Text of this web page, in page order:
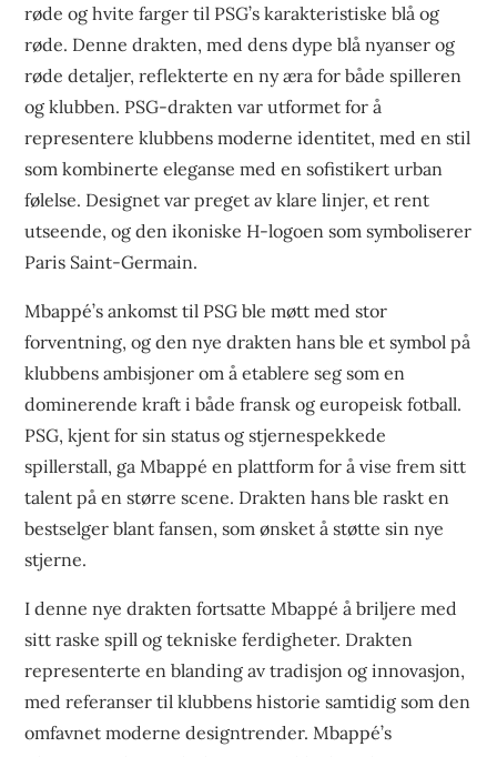
røde og hvite farger til PSG’s karakteristiske blå og
røde. Denne drakten, med dens dype blå nyanser og
røde detaljer, reflekterte en ny æra for både spilleren
og klubben. PSG-drakten var utformet for å
representere klubbens moderne identitet, med en stil
som kombinerte eleganse med en sofistikert urban
følelse. Designet var preget av klare linjer, et rent
utseende, og den ikoniske H-logoen som symboliserer
Paris Saint-Germain.
Mbappé’s ankomst til PSG ble møtt med stor
forventning, og den nye drakten hans ble et symbol på
klubbens ambisjoner om å etablere seg som en
dominerende kraft i både fransk og europeisk fotball.
PSG, kjent for sin status og stjernespekkede
spillerstall, ga Mbappé en plattform for å vise frem sitt
talent på en større scene. Drakten hans ble raskt en
bestselger blant fansen, som ønsket å støtte sin nye
stjerne.
I denne nye drakten fortsatte Mbappé å briljere med
sitt raske spill og tekniske ferdigheter. Drakten
representerte en blanding av tradisjon og innovasjon,
med referanser til klubbens historie samtidig som den
omfavnet moderne designtrender. Mbappé’s